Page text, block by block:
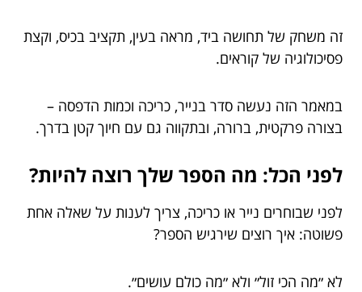
זה משחק של תחושה ביד, מראה בעין, תקציב בכיס, וקצת
פסיכולוגיה של קוראים.
במאמר הזה נעשה סדר בנייר, כריכה וכמות הדפסה –
בצורה פרקטית, ברורה, ובתקווה גם עם חיוך קטן בדרך.
לפני הכל: מה הספר שלך רוצה להיות?
לפני שבוחרים נייר או כריכה, צריך לענות על שאלה אחת
פשוטה: איך רוצים שירגיש הספר?
לא ״מה הכי זול״ ולא ״מה כולם עושים״.